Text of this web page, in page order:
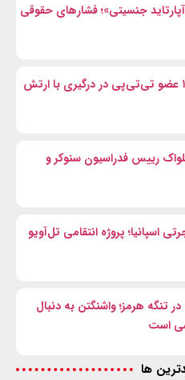
جنسیتی»؛ فشارهای حقوقی
تشدید ناامنی در خیبرپختونخوا؛ ۱۰ عضو تی‌تی‌پی در درگیری با ارتش
رییس فدراسیون سنوکر و
اسپانیا؛ پروژه انتقامی تل‌آویو
تنگه هرمز؛ واشنگتن به دنبال
است
ها